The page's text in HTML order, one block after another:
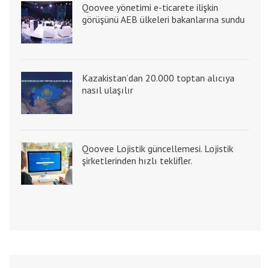
Qoovee yönetimi e-ticarete ilişkin
görüşünü AEB ülkeleri bakanlarına sundu
Kazakistan’dan 20.000 toptan alıcıya
nasıl ulaşılır
Qoovee Lojistik güncellemesi. Lojistik
şirketlerinden hızlı teklifler.